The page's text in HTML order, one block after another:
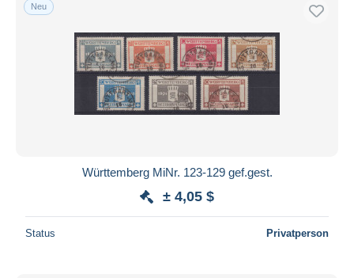
Neu
Württemberg MiNr. 123-129 gef.gest.
± 4,05 $
Status Privatperson